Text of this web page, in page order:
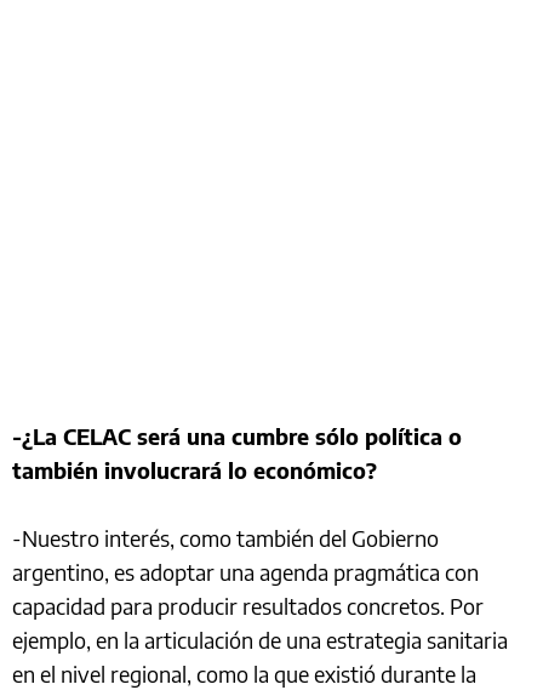
-¿La CELAC será una cumbre sólo política o
también involucrará lo económico?
-Nuestro interés, como también del Gobierno
argentino, es adoptar una agenda pragmática con
capacidad para producir resultados concretos. Por
ejemplo, en la articulación de una estrategia sanitaria
en el nivel regional, como la que existió durante la